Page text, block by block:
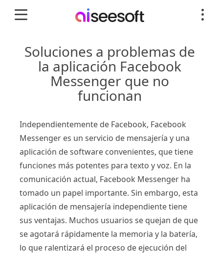
Soluciones a problemas de
la aplicación Facebook
Messenger que no
funcionan
Independientemente de Facebook, Facebook
Messenger es un servicio de mensajería y una
aplicación de software convenientes, que tiene
funciones más potentes para texto y voz. En la
comunicación actual, Facebook Messenger ha
tomado un papel importante. Sin embargo, esta
aplicación de mensajería independiente tiene
sus ventajas. Muchos usuarios se quejan de que
se agotará rápidamente la memoria y la batería,
lo que ralentizará el proceso de ejecución del